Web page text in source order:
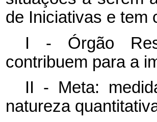
de Iniciativas e tem
I - Órgão
contribuem para a
II - Meta:
natureza